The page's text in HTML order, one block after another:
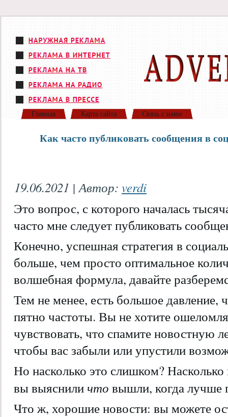
Главная Карта сайта Связь с нами
Как часто публиковать сообщения в
19.06.2021 | Автор: verdi
Это вопрос, с которого началась
часто мне следует публиковать
Конечно, успешная стратегия в
больше, чем просто оптимальное
волшебная формула, давайте
Тем не менее, есть большое давление,
пятно частоты. Вы не хотите
чувствовать, что спамите новостную
чтобы вас забыли или упустили
Но насколько это слишком?
вы выясниличто вышли, когда лучше
Что ж, хорошие новости: вы можете